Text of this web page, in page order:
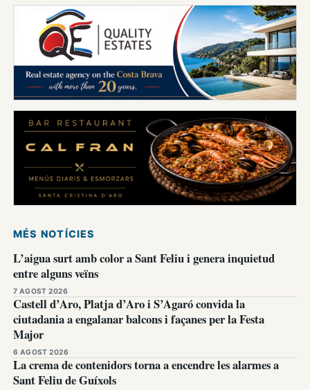
MÉS NOTÍCIES
L’aigua surt amb color a Sant Feliu i genera inquietud
entre alguns veïns
7 AGOST 2026
Castell d’Aro, Platja d’Aro i S’Agaró convida la
ciutadania a engalanar balcons i façanes per la Festa
Major
6 AGOST 2026
La crema de contenidors torna a encendre les alarmes a
Sant Feliu de Guíxols